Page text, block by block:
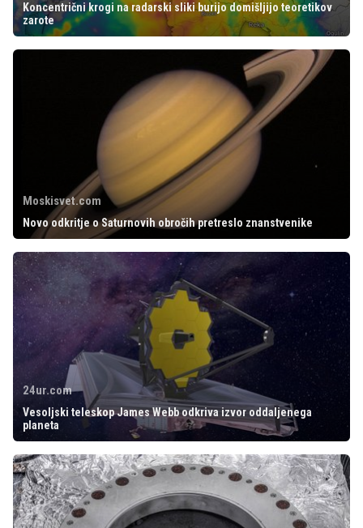
Koncentrični krogi na radarski sliki burijo domišljijo teoretikov
zarote
Moskisvet.com
Novo odkritje o Saturnovih obročih pretreslo znanstvenike
24ur.com
Vesoljski teleskop James Webb odkriva izvor oddaljenega
planeta